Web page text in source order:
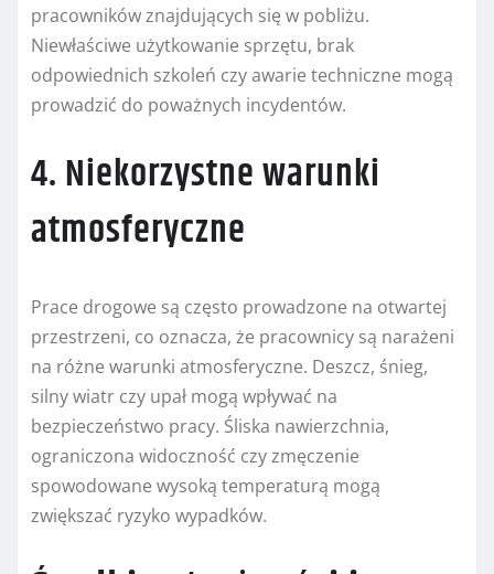
pracowników znajdujących się w pobliżu.
Niewłaściwe użytkowanie sprzętu, brak
odpowiednich szkoleń czy awarie techniczne mogą
prowadzić do poważnych incydentów.
4. Niekorzystne warunki
atmosferyczne
Prace drogowe są często prowadzone na otwartej
przestrzeni, co oznacza, że pracownicy są narażeni
na różne warunki atmosferyczne. Deszcz, śnieg,
silny wiatr czy upał mogą wpływać na
bezpieczeństwo pracy. Śliska nawierzchnia,
ograniczona widoczność czy zmęczenie
spowodowane wysoką temperaturą mogą
zwiększać ryzyko wypadków.